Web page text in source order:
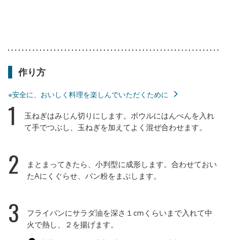
作り方
※安全に、おいしく料理を楽しんでいただくために
1
玉ねぎはみじん切りにします。ボウルにはんぺんを入れ
て手でつぶし、玉ねぎを加えてよく混ぜ合わせます。
2
まとまってきたら、小判型に成形します。合わせておい
たAにくぐらせ、パン粉をまぶします。
3
フライパンにサラダ油を深さ１cmくらいまで入れて中
火で熱し、２を揚げます。